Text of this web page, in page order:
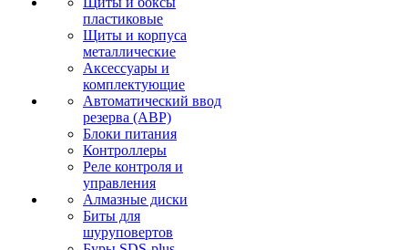
пластиковые
Щиты и корпуса
металлические
Аксессуары и
комплектующие
Автоматический ввод
резерва (АВР)
Блоки питания
Контроллеры
Реле контроля и
управления
Алмазные диски
Биты для
шуруповертов